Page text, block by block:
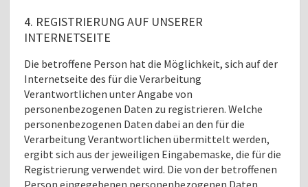
4. REGISTRIERUNG AUF UNSERER
INTERNETSEITE
Die betroffene Person hat die Möglichkeit, sich auf der
Internetseite des für die Verarbeitung
Verantwortlichen unter Angabe von
personenbezogenen Daten zu registrieren. Welche
personenbezogenen Daten dabei an den für die
Verarbeitung Verantwortlichen übermittelt werden,
ergibt sich aus der jeweiligen Eingabemaske, die für die
Registrierung verwendet wird. Die von der betroffenen
Person eingegebenen personenbezogenen Daten